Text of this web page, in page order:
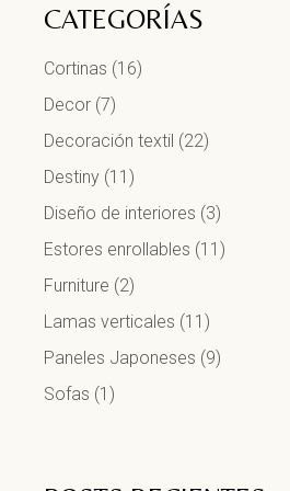
CATEGORÍAS
Cortinas (16)
Decor (7)
Decoración textil (22)
Destiny (11)
Diseño de interiores (3)
Estores enrollables (11)
Furniture (2)
Lamas verticales (11)
Paneles Japoneses (9)
Sofas (1)